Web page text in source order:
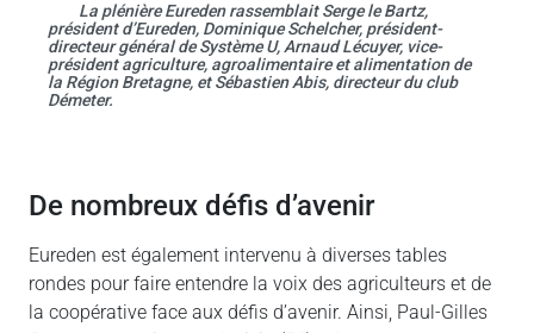
La plénière Eureden rassemblait Serge le Bartz,
président d’Eureden, Dominique Schelcher, président-
directeur général de Système U, Arnaud Lécuyer, vice-
président agriculture, agroalimentaire et alimentation de
la Région Bretagne, et Sébastien Abis, directeur du club
Démeter.
de nombreux défis d’avenir
Eureden est également intervenu à diverses tables
rondes pour faire entendre la voix des agriculteurs et de
la coopérative face aux défis d’avenir. Ainsi, Paul-Gilles